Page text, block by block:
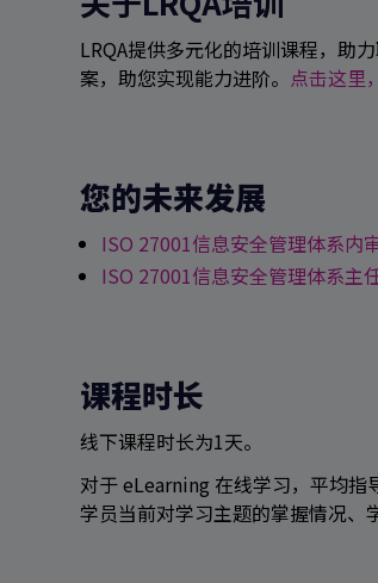
LRQA提供多元化的培训课程，助
案，助您实现能力进阶。 点击这里
您的未来发展
ISO 27001信息安全管理体系内
ISO 27001信息安全管理体系主
课程时长
线下课程时长为1天。
对于 eLearning 在线学习，平均指
学员当前对学习主题的掌握情况、